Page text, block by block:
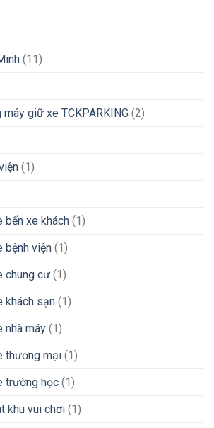
(11)
máy giữ xe TCKPARKING (2)
(1)
bến xe khách (1)
bệnh viện (1)
chung cư (1)
khách sạn (1)
nhà máy (1)
thương mại (1)
trường học (1)
khu vui chơi (1)